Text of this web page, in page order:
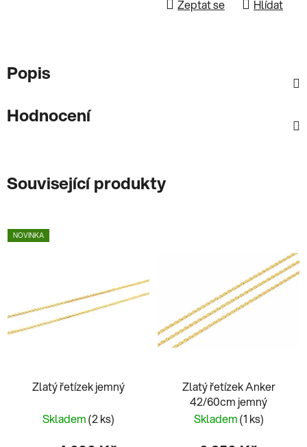
Zeptat se Hlídat
Popis
Hodnocení
Související produkty
NOVINKA
Zlatý řetízek jemný
Skladem(2 ks)
Zlatý řetízek Anker
42/60cm jemný
Skladem(1 ks)